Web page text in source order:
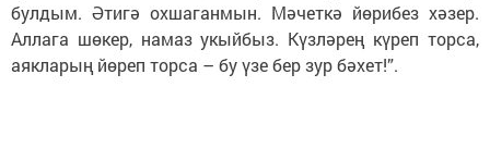
булдым. Әтигә охшаганмын. Мәчеткә йөрибез хәзер.
Аллага шөкер, намаз укыйбыз. Күзләрең күреп торса,
аякларың йөреп торса – бу үзе бер зур бәхет!”.